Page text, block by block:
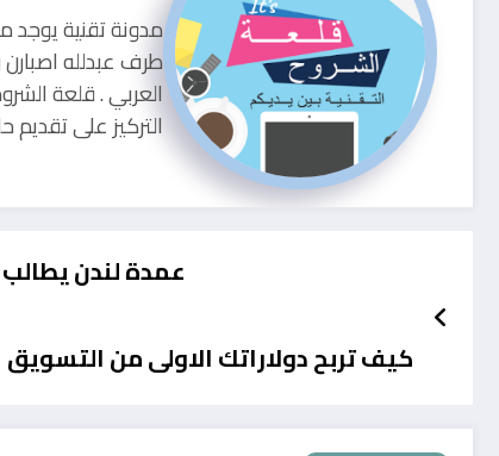
طرف عبدلله
العربي . قلعة
التركيز على
عمدة لندن
كيف تربح دولاراتك الاولى من التسويق